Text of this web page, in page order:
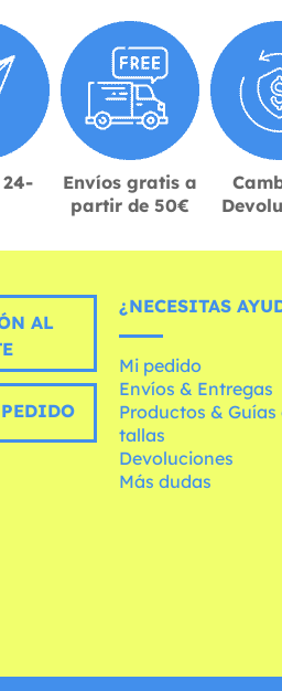
24-
Envíos gratis a
partir de 50€
AL
¿NECESITAS
Mi pedido
Envíos & Entregas
Productos & Guías
tallas
Devoluciones
Más dudas